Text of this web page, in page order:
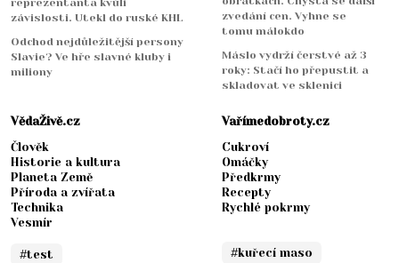
reprezentanta kvůli
závislosti. Utekl do ruské KHL
Odchod nejdůležitější persony
Slavie? Ve hře slavné kluby i
miliony
zvedání cen. Vyhne se
tomu málokdo
Máslo vydrží čerstvé až 3
roky: Stačí ho přepustit a
skladovat ve sklenici
VědaŽivě.cz
Člověk
Historie a kultura
Planeta Země
Příroda a zvířata
Technika
Vesmír
#test
Vařímedobroty.cz
Cukroví
Omáčky
Předkrmy
Recepty
Rychlé pokrmy
#kuřecí maso